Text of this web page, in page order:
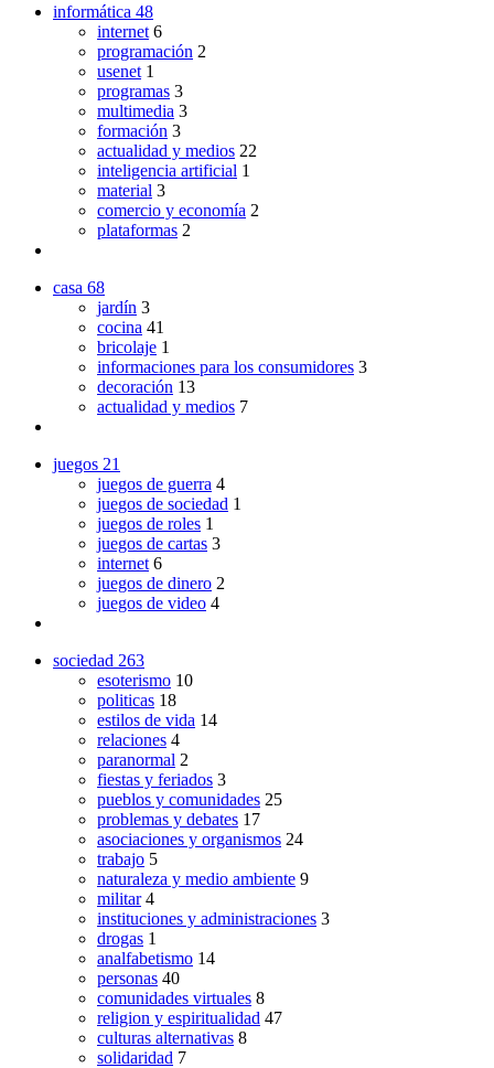
informática 48
internet 6
programación 2
usenet 1
programas 3
multimedia 3
formación 3
actualidad y medios 22
inteligencia artificial 1
material 3
comercio y economía 2
plataformas 2
casa 68
jardín 3
cocina 41
bricolaje 1
informaciones para los consumidores 3
decoración 13
actualidad y medios 7
juegos 21
juegos de guerra 4
juegos de sociedad 1
juegos de roles 1
juegos de cartas 3
internet 6
juegos de dinero 2
juegos de video 4
sociedad 263
esoterismo 10
politicas 18
estilos de vida 14
relaciones 4
paranormal 2
fiestas y feriados 3
pueblos y comunidades 25
problemas y debates 17
asociaciones y organismos 24
trabajo 5
naturaleza y medio ambiente 9
militar 4
instituciones y administraciones 3
drogas 1
analfabetismo 14
personas 40
comunidades virtuales 8
religion y espiritualidad 47
culturas alternativas 8
solidaridad 7